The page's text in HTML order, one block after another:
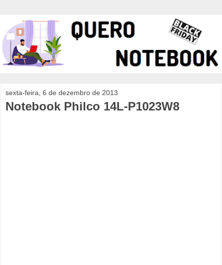
sexta-feira, 6 de dezembro de 2013
Notebook Philco 14L-P1023W8